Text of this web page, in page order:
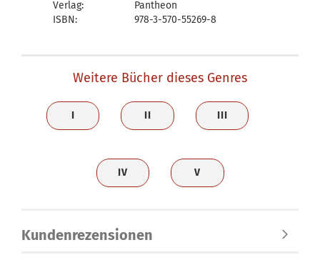
Verlag:
ISBN:
Pantheon
978-3-570-55269-8
Weitere Bücher dieses Genres
I II III
IV V
Kundenrezensionen